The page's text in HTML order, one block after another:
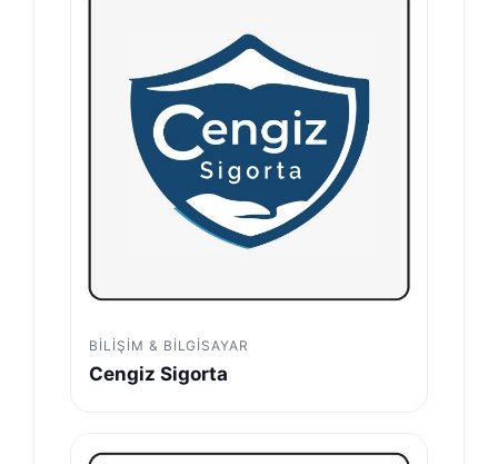
BILIŞIM & BILGISAYAR
Cengiz Sigorta